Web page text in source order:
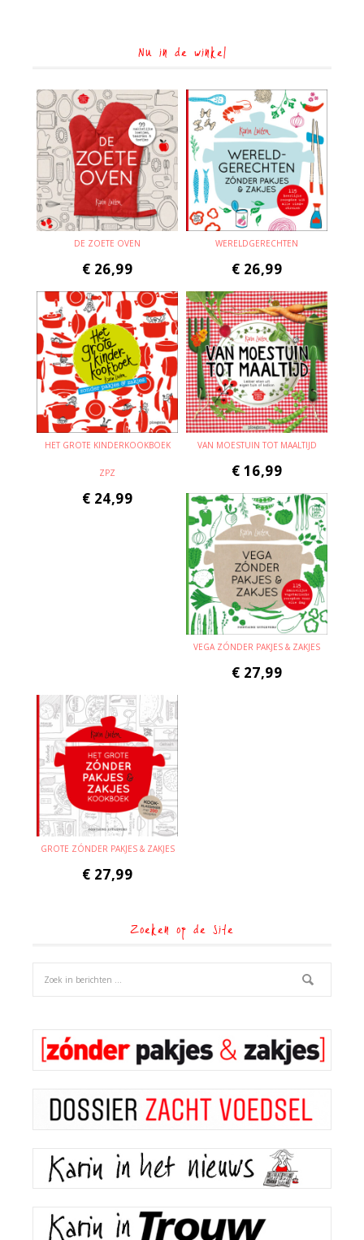
Nu in de winkel
DE ZOETE OVEN
€ 26,99
WERELDGERECHTEN
€ 26,99
HET GROTE KINDERKOOKBOEK
ZPZ
€ 24,99
VAN MOESTUIN TOT MAALTIJD
€ 16,99
VEGA ZÓNDER PAKJES & ZAKJES
€ 27,99
GROTE ZÓNDER PAKJES & ZAKJES
€ 27,99
Zoeken op de site